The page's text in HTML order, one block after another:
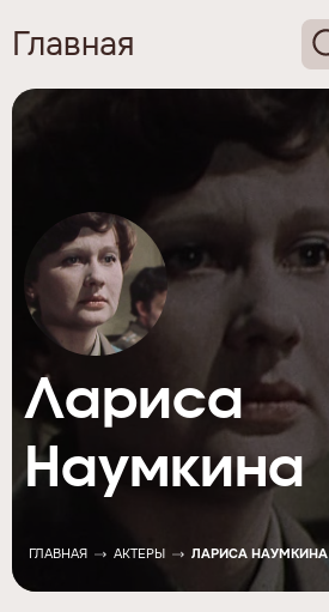
Главная
Лариса
Наумкина
ГЛАВНАЯ АКТЕРЫ ЛАРИСА НАУМКИНА